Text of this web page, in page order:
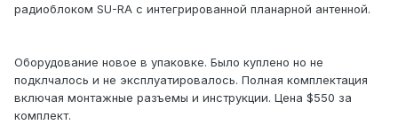
радиоблоком SU-RA с интегрированной планарной антенной.
Оборудование новое в упаковке. Было куплено но не
подклчалось и не эксплуатировалось. Полная комплектация
включая монтажные разъемы и инструкции. Цена $550 за
комплект.